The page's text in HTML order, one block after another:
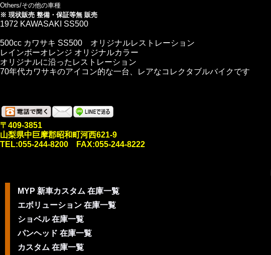
Others/その他の車種
※ 現状販売 整備・保証等無 販売
1972 KAWASAKI SS500
500cc カワサキ SS500 オリジナルレストレーション
レインボーオレンジ オリジナルカラー
オリジナルに沿ったレストレーション
70年代カワサキのアイコン的な一台、レアなコレクタブルバイクです
〒409-3851
山梨県中巨摩郡昭和町河西621-9
TEL:055-244-8200 FAX:055-244-8222
MYP 新車カスタム 在庫一覧
エボリューション 在庫一覧
ショベル 在庫一覧
パンヘッド 在庫一覧
カスタム 在庫一覧